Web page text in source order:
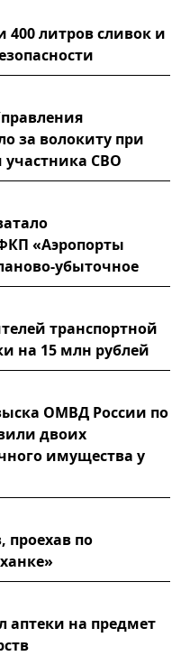
400 литров сливок и
за волокиту при
СВО
«Аэропорты
убыточное
транспортной
на 15 млн рублей
ОМВД России по
двоих
имущества у
проехав по
аптеки на предмет